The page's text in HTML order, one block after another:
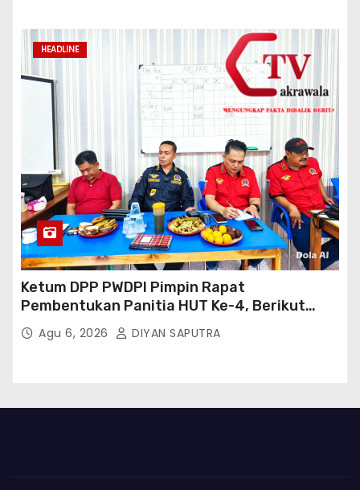
HEADLINE
Ketum DPP PWDPI Pimpin Rapat
Pembentukan Panitia HUT Ke-4, Berikut
Susunan Dan Rangkaian Kegiatannya
Agu 6, 2026 DIYAN SAPUTRA